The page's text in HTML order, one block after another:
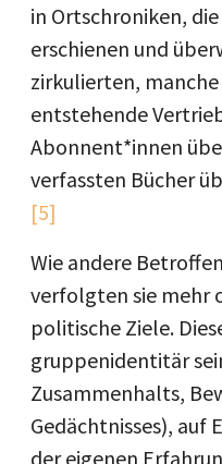
in Ortschroniken,
erschienen und
zirkulierten,
entstehende
Abonnent*innen
verfassten Bücher
[5]
Wie andere
verfolgten sie mehr
politische Ziele.
gruppenidentitär
Zusammenhalts,
Gedächtnisses), auf
der eigenen